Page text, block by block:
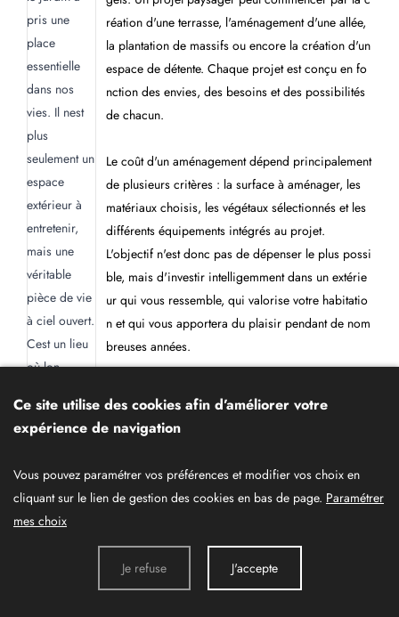
réation d'une terrasse, l'aménagement d'une allée,
la plantation de massifs ou encore la création d'un
espace de détente. Chaque projet est conçu en fo
nction des envies, des besoins et des possibilités
de chacun.
Le coût d'un aménagement dépend principalement
de plusieurs critères : la surface à aménager, les
matériaux choisis, les végétaux sélectionnés et les
différents équipements intégrés au projet.
L'objectif n'est donc pas de dépenser le plus possi
ble, mais d'investir intelligemment dans un extérie
ur qui vous ressemble, qui valorise votre habitatio
n et qui vous apportera du plaisir pendant de nom
breuses années.
projet de manière personnalisée afin de proposer
des solutions adaptées à vos envies et à votre bud
Vous avez un projet, une idée ou simplement des
us contacter au 05 55 68 67 21. Nous serons ravi
Ce site utilise des cookies afin d’améliorer votre
expérience de navigation
Vous pouvez paramétrer vos préférences et modifier vos choix en
cliquant sur le lien de gestion des cookies en bas de page. Paramétrer
mes choix
Je refuse J'accepte